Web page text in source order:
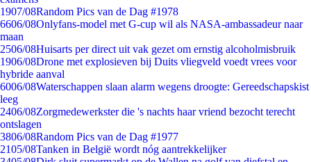
1907/08Random Pics van de Dag #1978
6606/08Onlyfans-model met G-cup wil als NASA-ambassadeur naar
maan
2506/08Huisarts per direct uit vak gezet om ernstig alcoholmisbruik
1906/08Drone met explosieven bij Duits vliegveld voedt vrees voor
hybride aanval
6006/08Waterschappen slaan alarm wegens droogte: Gereedschapskist
leeg
2406/08Zorgmedewerkster die 's nachts haar vriend bezocht terecht
ontslagen
3806/08Random Pics van de Dag #1977
2105/08Tanken in België wordt nóg aantrekkelijker